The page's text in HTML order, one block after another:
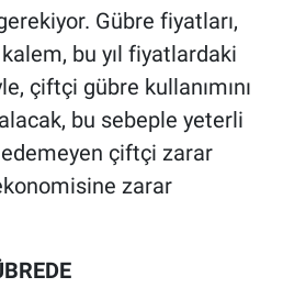
Gübre fiyatları,
bu yıl fiyatlardaki
çiftçi gübre kullanımını
bu sebeple yeterli
çiftçi zarar
zarar